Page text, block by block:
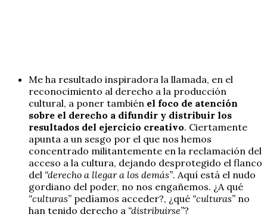
Me ha resultado inspiradora la llamada, en el
reconocimiento al derecho a la producción
cultural, a poner también el foco de atención
sobre el derecho a difundir y distribuir los
resultados del ejercicio creativo. Ciertamente
apunta a un sesgo por el que nos hemos
concentrado militantemente en la reclamación del
acceso a la cultura, dejando desprotegido el flanco
del “derecho a llegar a los demás”. Aquí está el nudo
gordiano del poder, no nos engañemos. ¿A qué
“culturas” pedíamos acceder?, ¿qué “culturas” no
han tenido derecho a “distribuirse”?